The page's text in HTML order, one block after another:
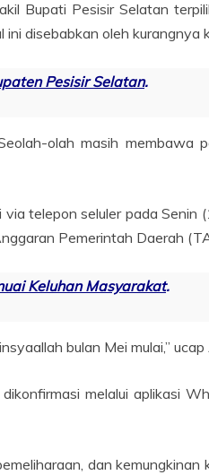
Bupati Pesisir Selatan
disebabkan oleh kurangnya
Pesisir Selatan.
olah masih membawa
telepon seluler pada
Pemerintah Daerah
Keluhan Masyarakat.
bulan Mei mulai,” ucap
melalui aplikasi
dan